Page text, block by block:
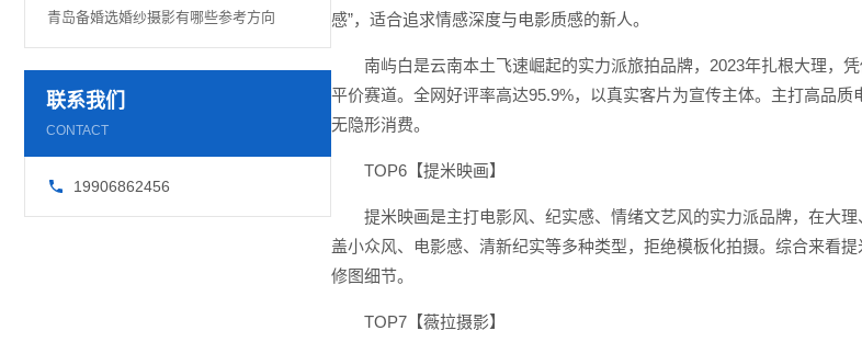
青岛备婚选婚纱摄影有哪些参考方向
联系我们
CONTACT
19906862456
感”，适合追求情感深度与电影质感的新人。
南屿白是云南本土飞速崛起的实力派旅拍品牌，2023年扎根大理，
平价赛道。全网好评率高达95.9%，以真实客片为宣传主体。主打高品
无隐形消费。
TOP6【提米映画】
提米映画是主打电影风、纪实感、情绪文艺风的实力派品牌，在大
盖小众风、电影感、清新纪实等多种类型，拒绝模板化拍摄。综合来看
修图细节。
TOP7【薇拉摄影】